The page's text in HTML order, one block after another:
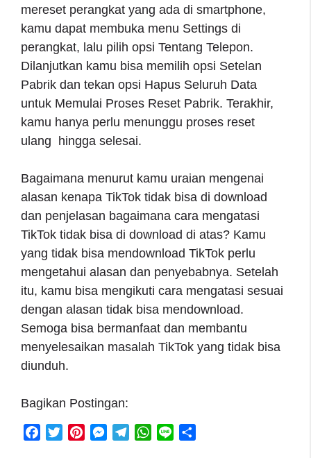
mereset perangkat yang ada di smartphone,
kamu dapat membuka menu Settings di
perangkat, lalu pilih opsi Tentang Telepon.
Dilanjutkan kamu bisa memilih opsi Setelan
Pabrik dan tekan opsi Hapus Seluruh Data
untuk Memulai Proses Reset Pabrik. Terakhir,
kamu hanya perlu menunggu proses reset
ulang hingga selesai.
Bagaimana menurut kamu uraian mengenai
alasan kenapa TikTok tidak bisa di download
dan penjelasan bagaimana cara mengatasi
TikTok tidak bisa di download di atas? Kamu
yang tidak bisa mendownload TikTok perlu
mengetahui alasan dan penyebabnya. Setelah
itu, kamu bisa mengikuti cara mengatasi sesuai
dengan alasan tidak bisa mendownload.
Semoga bisa bermanfaat dan membantu
menyelesaikan masalah TikTok yang tidak bisa
diunduh.
Bagikan Postingan:
M
W